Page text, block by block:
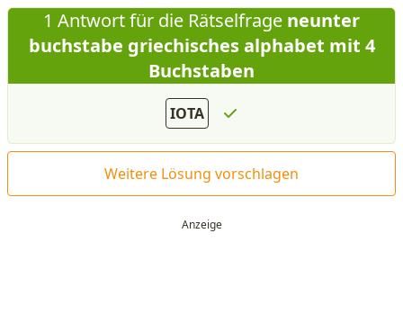
1 Antwort für die Rätselfrage neunter
buchstabe griechisches alphabet mit 4
Buchstaben
IOTA
Weitere Lösung vorschlagen